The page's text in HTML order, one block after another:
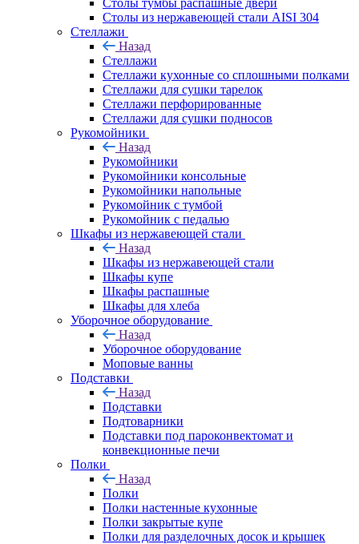
Столы тумбы распашные двери
Столы из нержавеющей стали AISI 304
Стеллажи
Назад
Стеллажи
Стеллажи кухонные со сплошными полками
Стеллажи для сушки тарелок
Стеллажи перфорированные
Стеллажи для сушки подносов
Рукомойники
Назад
Рукомойники
Рукомойники консольные
Рукомойники напольные
Рукомойник с тумбой
Рукомойник с педалью
Шкафы из нержавеющей стали
Назад
Шкафы из нержавеющей стали
Шкафы купе
Шкафы распашные
Шкафы для хлеба
Уборочное оборудование
Назад
Уборочное оборудование
Моповые ванны
Подставки
Назад
Подставки
Подтоварники
Подставки под пароконвектомат и
конвекционные печи
Полки
Назад
Полки
Полки настенные кухонные
Полки закрытые купе
Полки для разделочных досок и крышек